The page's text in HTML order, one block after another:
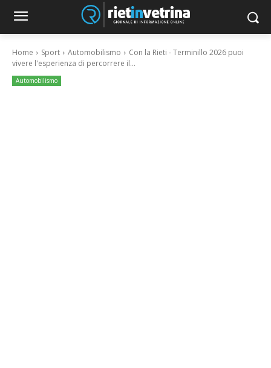
Home Sport Automobilismo
Con la Rieti - Terminillo 2026 puoi
vivere l'esperienza di percorrere il...
Automobilismo